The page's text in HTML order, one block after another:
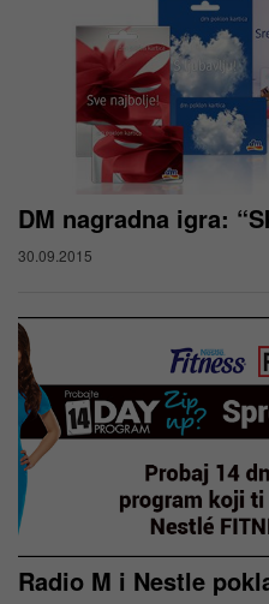
DM nagradna igra:
30.09.2015
Radio M i Nestle